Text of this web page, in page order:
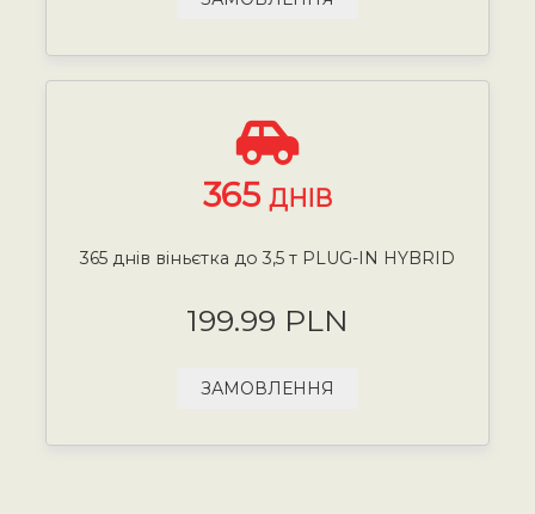
365 ДНІВ
365 днів віньєтка до 3,5 т PLUG-IN HYBRID
199.99 PLN
ЗАМОВЛЕННЯ